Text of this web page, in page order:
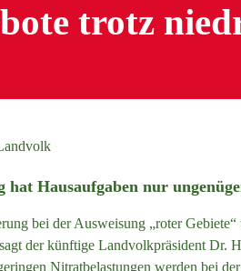
trotz
Hausaufgaben nur
bei der Ausweisung „roter
der künftige Landvolkpräsident Dr.
Nitratbelastungen werden bei